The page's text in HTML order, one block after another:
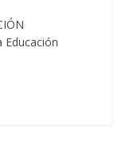
Educación